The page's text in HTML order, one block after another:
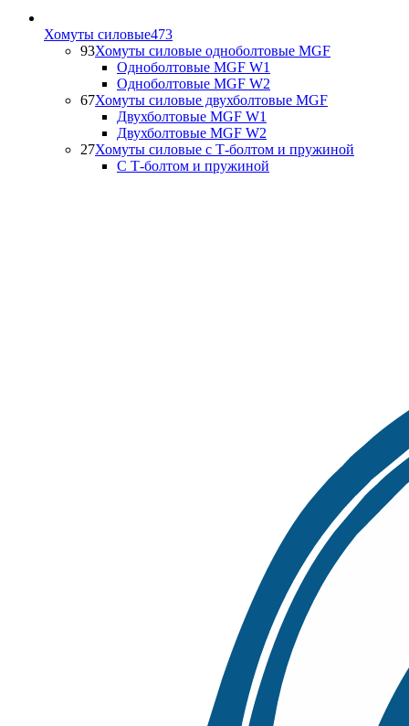
Хомуты силовые473
93Хомуты силовые одноболтовые MGF
Одноболтовые MGF W1
Одноболтовые MGF W2
67Хомуты силовые двухболтовые MGF
Двухболтовые MGF W1
Двухболтовые MGF W2
27Хомуты силовые с Т-болтом и пружиной
С Т-болтом и пружиной